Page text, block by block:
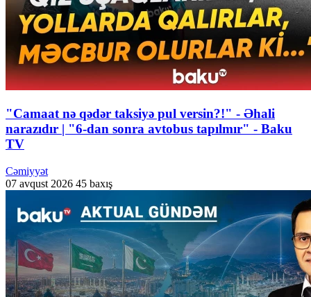
"Camaat nə qədər taksiyə pul versin?!" - Əhali
narazıdır | "6-dan sonra avtobus tapılmır" - Baku
TV
Cəmiyyət
07 avqust 2026 45 baxış